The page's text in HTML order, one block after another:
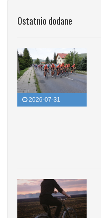
Ostatnio dodane
2026-07-31